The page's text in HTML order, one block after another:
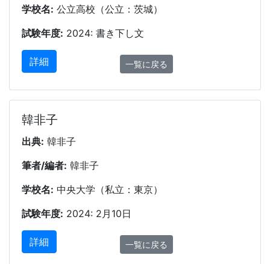
学校名: 公立高校（公立：茨城）
試験年度: 2024: 書き下し文
詳細 一覧に戻る
韓非子
出典: 韓非子
筆者/編者: 韓非子
学校名: 中央大学（私立：東京）
試験年度: 2024: 2月10日
詳細 一覧に戻る